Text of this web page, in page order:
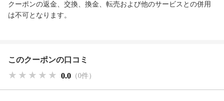
クーポンの返金、交換、換金、転売および他のサービスとの併用
は不可となります。
このクーポンの口コミ
★★★★★
★★★★★
★★★★★ 0.0 （0件）